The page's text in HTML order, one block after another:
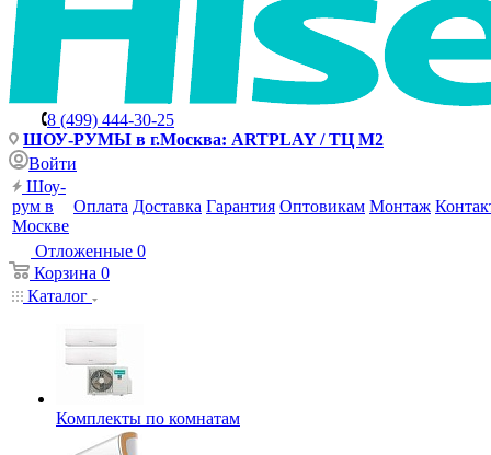
8 (499) 444-30-25
ШОУ-РУМЫ в г.Москва: ARTPLAY / ТЦ М2
Войти
Шоу-
рум в
Москве
Оплата Доставка Гарантия Оптовикам Монтаж
Отложенные 0
Корзина 0
Каталог
Комплекты по комнатам